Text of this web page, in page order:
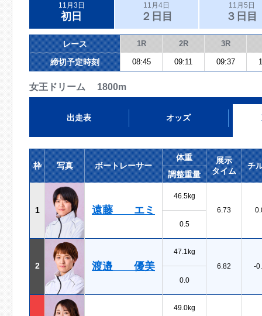
11月3日
初日
11月4日
２日目
11月5日
３日目
レース 1R 2R 3R
締切予定時刻 08:45 09:11 09:37
女王ドリーム 1800m
出走表 オッズ
枠 写真 ボートレーサー
体重
展示
タイム
チ
調整重量
1 遠藤 エミ
46.5kg
6.73
0.5
2 渡邉 優美
47.1kg
6.82
-
0.0
49.0kg